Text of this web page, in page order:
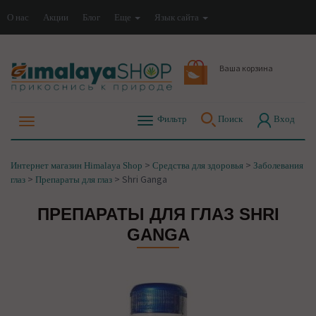
О нас Акции Блог Еще Язык сайта
Ваша корзина
Фильтр Поиск Вход
Интернет магазин Himalaya Shop > Средства для здоровья > Заболевания
глаз > Препараты для глаз > Shri Ganga
ПРЕПАРАТЫ ДЛЯ ГЛАЗ SHRI
GANGA